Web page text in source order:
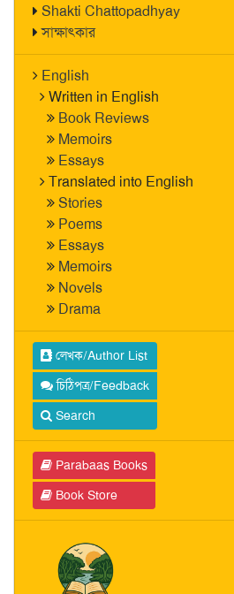
Shakti Chattopadhyay
সাক্ষাৎকার
English
Written in English
Book Reviews
Memoirs
Essays
Translated into English
Stories
Poems
Essays
Memoirs
Novels
Drama
লেখক/Author List
চিঠিপত্র/Feedback
Search
Parabaas Books
Book Store